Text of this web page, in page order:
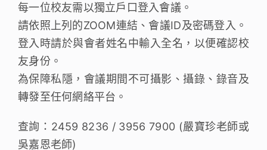
每一位校友需以獨立戶口登入會議。
請依照上列的ZOOM連結、會議ID及密碼登入。
登入時請於與會者姓名中輸入全名，以便確認校
友身份。
為保障私隱，會議期間不可攝影、攝錄、錄音及
轉發至任何網絡平台。
查詢：2459 8236 / 3956 7900 (嚴寶珍老師或
吳嘉恩老師)